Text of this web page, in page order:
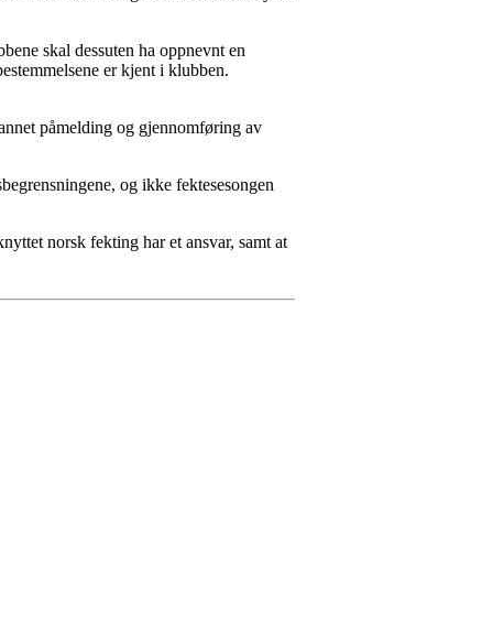
skal dessuten ha oppnevnt en
er kjent i klubben.
påmelding og gjennomføring av
og ikke fektesesongen
norsk fekting har et ansvar, samt at